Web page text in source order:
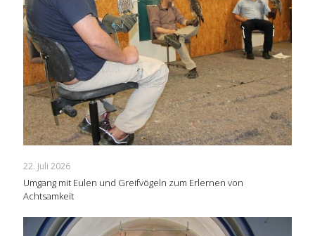
22. Juli 2026
Umgang mit Eulen und Greifvögeln zum Erlernen von
Achtsamkeit